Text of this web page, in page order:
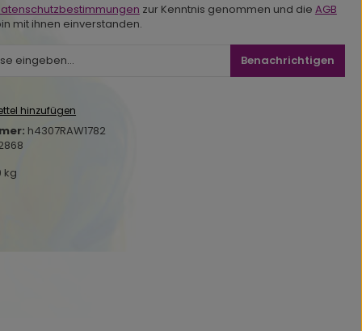
zur Kenntnis genommen und die AGB
mit ihnen einverstanden.
Benachrichtigen
hinzufügen
h4307RAW1782
kg